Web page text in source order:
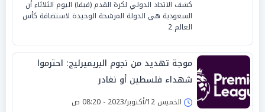
كشف الاتحاد الدولي لكرة القدم (فيفا) اليوم الثلاثاء أن
السعودية هي الدولة المرشحة الوحيدة لاستضافة كأس
العالم 2
موجة تهديد من نجوم البريميرليج: احترموا
شهداء فلسطين أو نغادر
الخميس 12/أكتوبر/2023 - 08:20 ص